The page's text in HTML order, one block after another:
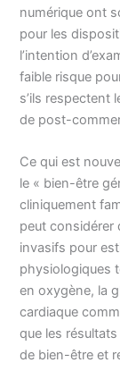
numérique ont
pour les
l’intention
faible risque
s’ils respectent
de post-
Ce qui est
le « bien-être
cliniquement
peut considérer
invasifs pour
physiologiques
en oxygène, la
cardiaque
que les
de bien-être et